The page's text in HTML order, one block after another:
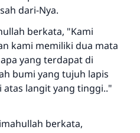
dari-Nya.
berkata, "Kami
kami memiliki dua mata
yang terdapat di
bumi yang tujuh lapis
langit yang tinggi.."
berkata,